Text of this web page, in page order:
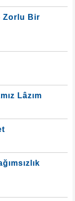
Zorlu Bir
Lâzım